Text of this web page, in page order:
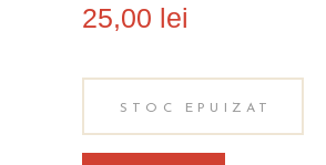
25,00 lei
STOC EPUIZAT